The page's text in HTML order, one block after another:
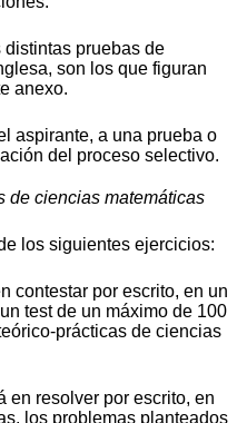
pruebas de
son los que figuran
anexo.
aspirante, a una prueba o
del proceso selectivo.
ciencias matemáticas
los siguientes ejercicios:
contestar por escrito, en un
test de un máximo de 100
prácticas de ciencias
en resolver por escrito, en
los problemas planteados